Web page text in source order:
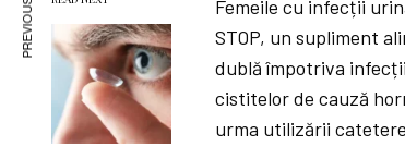
Femeile cu infecții
STOP, un supliment
dublă împotriva
cistitelor de cauză
urma utilizării